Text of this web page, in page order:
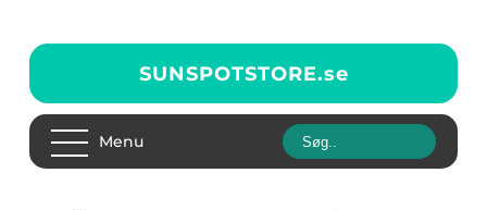
SUNSPOTSTORE.se
Menu